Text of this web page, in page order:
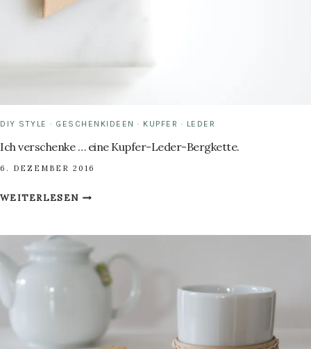
DIY STYLE · GESCHENKIDEEN · KUPFER · LEDER
Ich verschenke … eine Kupfer-Leder-Bergkette.
6. DEZEMBER 2016
WEITERLESENICH
KUPFER-
LEDER-
BERGKETTE.